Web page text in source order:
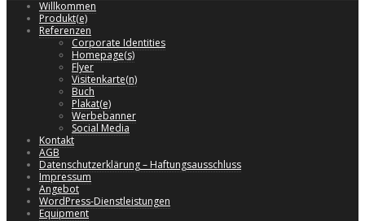
Willkommen
Produkt(e)
Referenzen
Corporate Identities
Homepage(s)
Flyer
Visitenkarte(n)
Buch
Plakat(e)
Werbebanner
Social Media
Kontakt
AGB
Datenschutzerklärung – Haftungsausschluss
Impressum
Angebot
WordPress-Dienstleistungen
Equipment